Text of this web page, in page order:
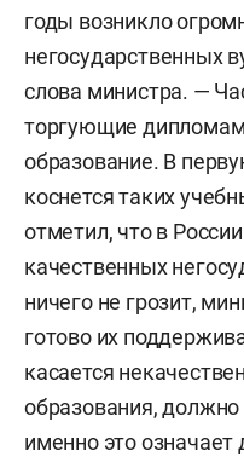
годы возникло
негосударственных
слова министра. —
торгующие
образование. В
коснется таких
отметил, что в
качественных
ничего не грозит,
готово их
касается
образования,
именно это означает